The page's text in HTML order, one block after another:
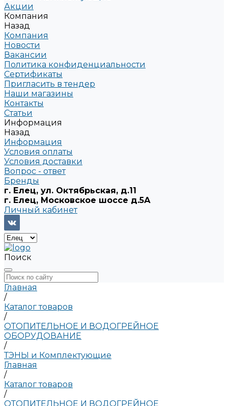
Акции
Компания
Назад
Компания
Новости
Вакансии
Политика конфиденциальности
Сертификаты
Пригласить в тендер
Наши магазины
Контакты
Статьи
Информация
Назад
Информация
Условия оплаты
Условия доставки
Вопрос - ответ
Бренды
г. Елец, ул. Октябрьская, д.11
г. Елец, Московское шоссе д.5А
Личный кабинет
Поиск
Главная
/
Каталог товаров
/
ОТОПИТЕЛЬНОЕ И ВОДОГРЕЙНОЕ
ОБОРУДОВАНИЕ
/
ТЭНЫ и Комплектующие
Главная
/
Каталог товаров
/
ОТОПИТЕЛЬНОЕ И ВОДОГРЕЙНОЕ